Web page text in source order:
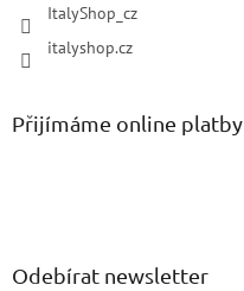
ItalyShop_cz
italyshop.cz
Přijímáme online platby
Odebírat newsletter